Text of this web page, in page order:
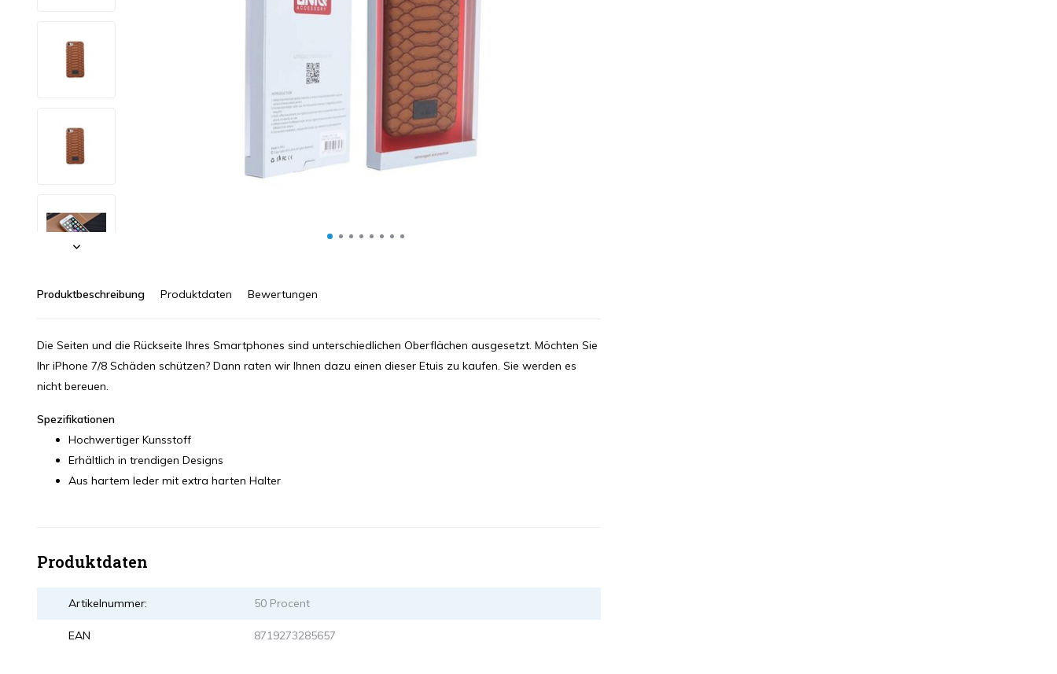
Produktbeschreibung Produktdaten Bewertungen
Die Seiten und die Rückseite Ihres Smartphones sind unterschiedlichen Oberflächen ausgesetzt. Möchten Sie
Ihr iPhone 7/8 Schäden schützen? Dann raten wir Ihnen dazu einen dieser Etuis zu kaufen. Sie werden es
nicht bereuen.
Spezifikationen
Hochwertiger Kunsstoff
Erhältlich in trendigen Designs
Aus hartem leder mit extra harten Halter
Produktdaten
Artikelnummer: 50 Procent
EAN 8719273285657